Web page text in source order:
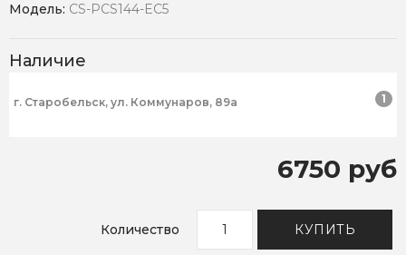
Модель: CS-PCS144-EC5
Наличие
г. Старобельск, ул. Коммунаров, 89а 1
6750 руб
Количество КУПИТЬ